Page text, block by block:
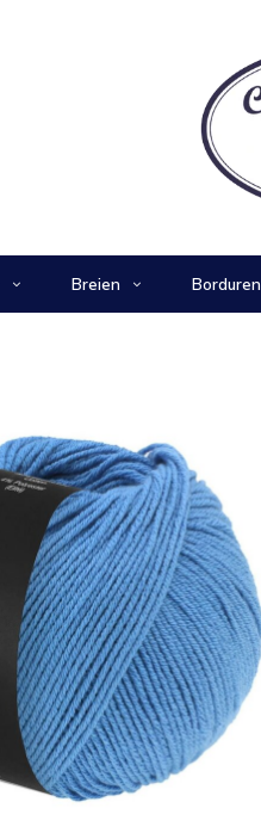
Breien Borduren